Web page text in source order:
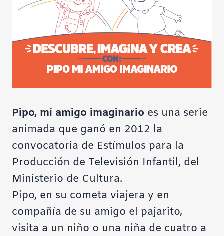
Pipo, mi amigo imaginario es una serie
animada que ganó en 2012 la
convocatoria de Estímulos para la
Producción de Televisión Infantil, del
Ministerio de Cultura.
Pipo, en su cometa viajera y en
compañía de su amigo el pajarito,
visita a un niño o una niña de cuatro a